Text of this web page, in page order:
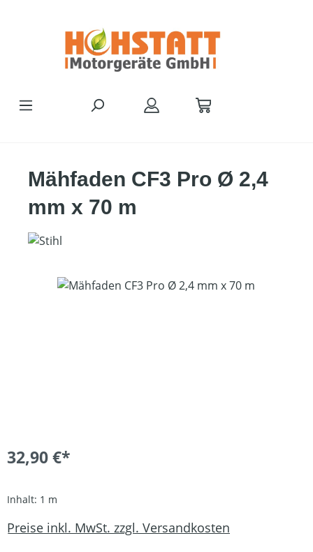
Mähfaden CF3 Pro Ø 2,4
mm x 70 m
Bildergalerie überspringen
32,90 €*
Inhalt: 1 m
Preise inkl. MwSt. zzgl. Versandkosten